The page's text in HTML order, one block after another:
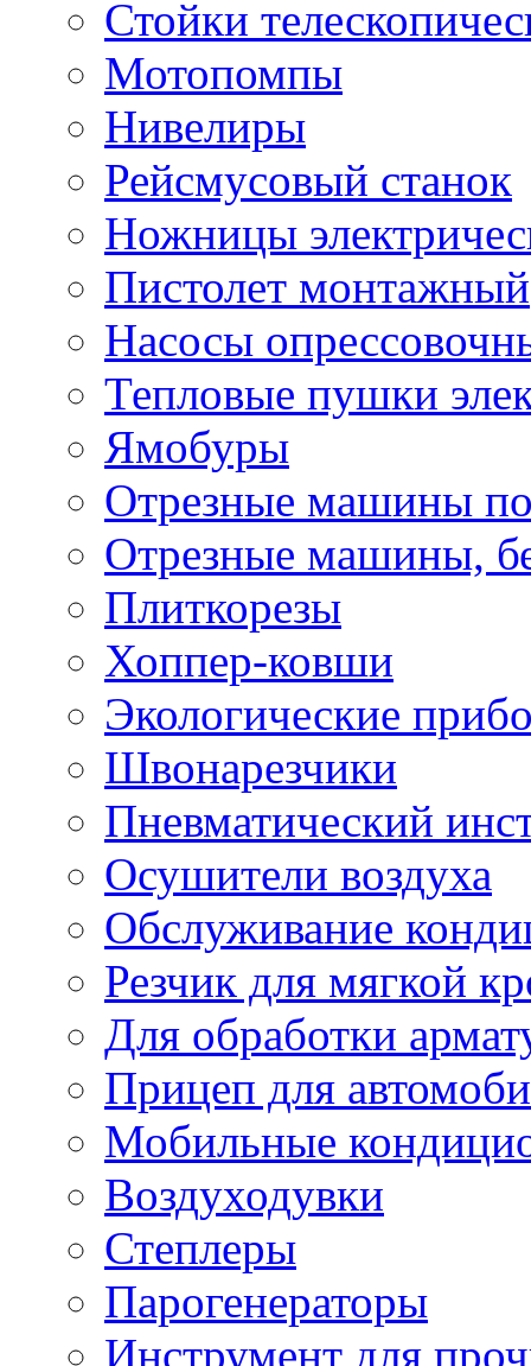
Стойки
Мотопомпы
Нивелиры
Рейсмусовый станок
Ножницы
Пистолет монтажный
Насосы
Тепловые пушки
Ямобуры
Отрезные машины
Отрезные машины,
Плиткорезы
Хоппер-ковши
Экологические
Швонарезчики
Пневматический
Осушители воздуха
Обслуживание
Резчик для мягкой
Для обработки
Прицеп для
Мобильные
Воздуходувки
Степлеры
Парогенераторы
Инструмент для